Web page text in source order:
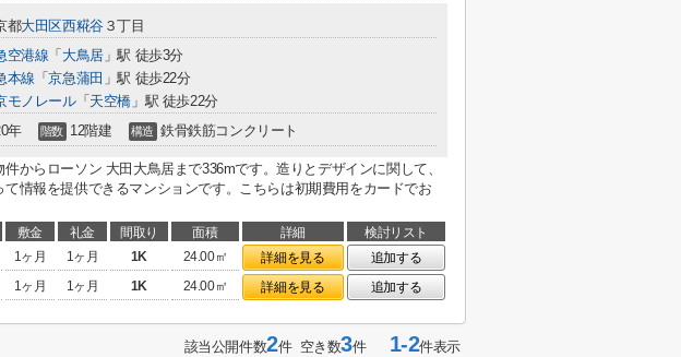
都大田区西糀谷３丁目
空港線 「 大鳥居」駅 徒歩3分
本線 「京急蒲田 」駅 徒歩22分
モノレール「 天空橋 」駅 徒歩22分
年 階数 12階建 構造 鉄骨鉄筋コンクリート
件からローソン 大田大鳥居まで336mです。造りとデザインに関して、
て情報を提供できるマンションです。こちらは初期費用をカードでお
敷金 礼金 間取り 面積 詳細
検討リスト
1ヶ月 1ヶ月 1K 24.00㎡ 詳細を見る
追加する
1ヶ月 1ヶ月 1K 24.00㎡ 詳細を見る 追加する
該当公開件数2件 空き数3件1-2件表示